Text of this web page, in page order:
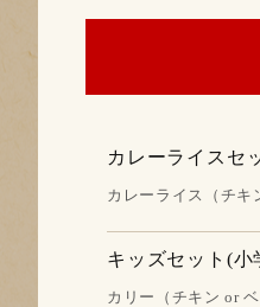
カレーライスセ
カレーライス（チキ
キッズセット(小
カリー（チキン or